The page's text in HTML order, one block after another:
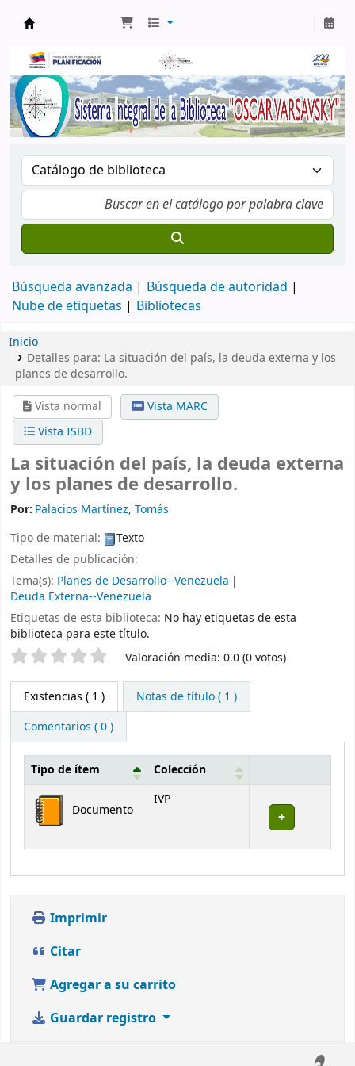
Búsqueda avanzada
Búsqueda de autoridad
Nube de etiquetas
Bibliotecas
Inicio
Detalles para: La situación del país, la deuda externa y los
planes de desarrollo.
Vista normal
Vista MARC
Vista ISBD
La situación del país, la deuda externa
y los planes de desarrollo.
Por: Palacios Martínez, Tomás
Tipo de material:
Texto
Detalles de publicación:
Tema(s): Planes de Desarrollo--Venezuela
Deuda Externa--Venezuela
Etiquetas de esta biblioteca: No hay etiquetas de esta
biblioteca para este título.
Valoración Valoración media: 0.0 (0 votos)
Existencias ( 1 )
Notas de título ( 1 )
Comentarios ( 0 )
Existencias
Tipo de ítem Colección
Documento
IVP
Imprimir
Citar
Agregar a su carrito
Guardar registro